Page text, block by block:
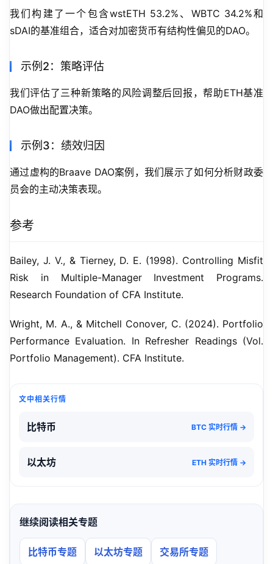
我们构建了一个包含wstETH 53.2%、WBTC 34.2%和
sDAI的基准组合，适合对加密货币有结构性偏见的DAO。
示例2：策略评估
我们评估了三种新策略的风险调整后回报，帮助ETH基准
DAO做出配置决策。
示例3：绩效归因
通过虚构的Braave DAO案例，我们展示了如何分析财政委
员会的主动决策表现。
参考
Bailey, J. V., & Tierney, D. E. (1998). Controlling Misfit
Risk in Multiple-Manager Investment Programs.
Research Foundation of CFA Institute.
Wright, M. A., & Mitchell Conover, C. (2024). Portfolio
Performance Evaluation. In Refresher Readings (Vol.
Portfolio Management). CFA Institute.
文中相关行情
比特币 BTC 实时行情 →
以太坊 ETH 实时行情 →
继续阅读相关专题
比特币专题 以太坊专题 交易所专题